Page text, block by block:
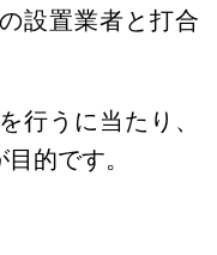
設置業者と打合
行うに当たり、
的です。